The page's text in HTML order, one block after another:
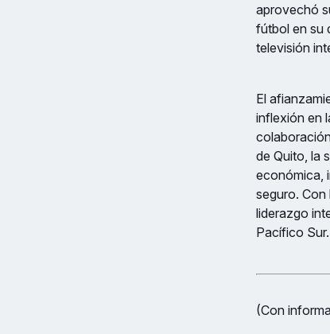
aprovechó
fútbol en su
televisión
El
inflexión en
de Quito, la
económica,
seguro.
liderazgo
Pacífico Sur.
(Con